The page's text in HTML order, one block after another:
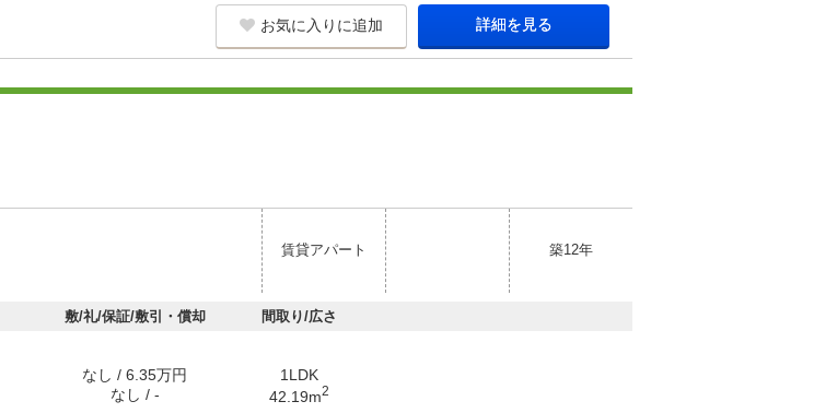
お気に入りに追加 詳細を見る
賃貸アパート 築12年
敷/礼/保証/敷引・償却 間取り/広さ
なし / 6.35万円
なし / -
1LDK
42.19m2